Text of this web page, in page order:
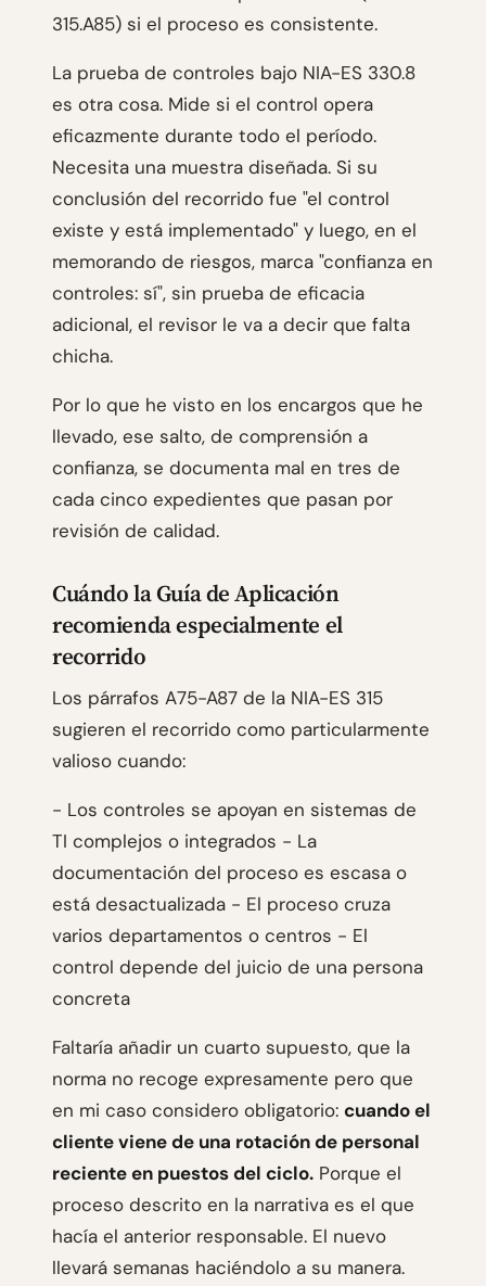
315.A85) si el proceso es consistente.
La prueba de controles bajo NIA-ES 330.8
es otra cosa. Mide si el control opera
eficazmente durante todo el período.
Necesita una muestra diseñada. Si su
conclusión del recorrido fue "el control
existe y está implementado" y luego, en el
memorando de riesgos, marca "confianza en
controles: sí", sin prueba de eficacia
adicional, el revisor le va a decir que falta
chicha.
Por lo que he visto en los encargos que he
llevado, ese salto, de comprensión a
confianza, se documenta mal en tres de
cada cinco expedientes que pasan por
revisión de calidad.
Cuándo la Guía de Aplicación
recomienda especialmente el
recorrido
Los párrafos A75-A87 de la NIA-ES 315
sugieren el recorrido como particularmente
valioso cuando:
- Los controles se apoyan en sistemas de
TI complejos o integrados - La
documentación del proceso es escasa o
está desactualizada - El proceso cruza
varios departamentos o centros - El
control depende del juicio de una persona
concreta
Faltaría añadir un cuarto supuesto, que la
norma no recoge expresamente pero que
en mi caso considero obligatorio: cuando el
cliente viene de una rotación de personal
reciente en puestos del ciclo. Porque el
proceso descrito en la narrativa es el que
hacía el anterior responsable. El nuevo
llevará semanas haciéndolo a su manera.